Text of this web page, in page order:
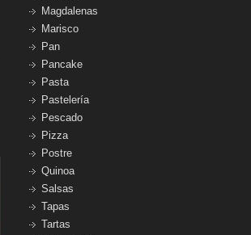
Magdalenas
Marisco
Pan
Pancake
Pasta
Pastelería
Pescado
Pizza
Postre
Quinoa
Salsas
Tapas
Tartas